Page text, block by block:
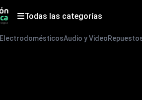
Todas las categorías
ElectrodomésticosAudio y Video